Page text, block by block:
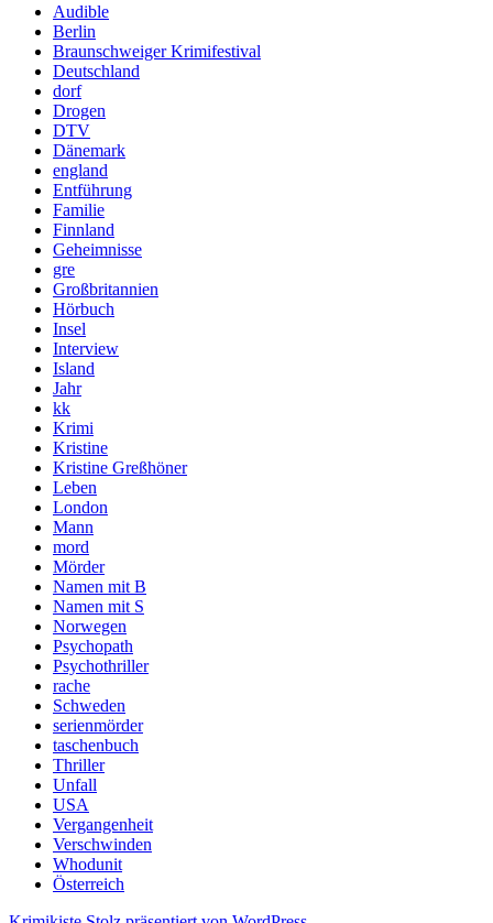
Audible
Berlin
Braunschweiger Krimifestival
Deutschland
dorf
Drogen
DTV
Dänemark
england
Entführung
Familie
Finnland
Geheimnisse
gre
Großbritannien
Hörbuch
Insel
Interview
Island
Jahr
kk
Krimi
Kristine
Kristine Greßhöner
Leben
London
Mann
mord
Mörder
Namen mit B
Namen mit S
Norwegen
Psychopath
Psychothriller
rache
Schweden
serienmörder
taschenbuch
Thriller
Unfall
USA
Vergangenheit
Verschwinden
Whodunit
Österreich